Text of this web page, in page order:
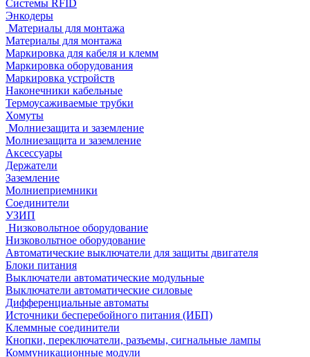
Системы RFID
Энкодеры
Материалы для монтажа
Материалы для монтажа
Маркировка для кабеля и клемм
Маркировка оборудования
Маркировка устройств
Наконечники кабельные
Термоусаживаемые трубки
Хомуты
Молниезащита и заземление
Молниезащита и заземление
Аксессуары
Держатели
Заземление
Молниеприемники
Соединители
УЗИП
Низковольтное оборудование
Низковольтное оборудование
Автоматические выключатели для защиты двигателя
Блоки питания
Выключатели автоматические модульные
Выключатели автоматические силовые
Дифференциальные автоматы
Источники бесперебойного питания (ИБП)
Клеммные соединители
Кнопки, переключатели, разъемы, сигнальные лампы
Коммуникационные модули